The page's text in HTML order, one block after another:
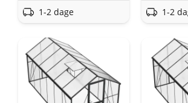
1-2 dage 1-2